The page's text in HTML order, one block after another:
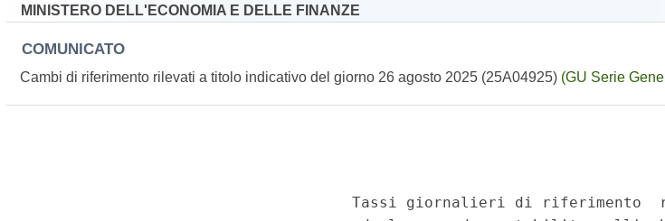
MINISTERO DELL'ECONOMIA E DELLE FINANZE
COMUNICATO
Cambi di riferimento rilevati a titolo indicativo del giorno 26 agosto 2025 (25A04925) (GU Serie